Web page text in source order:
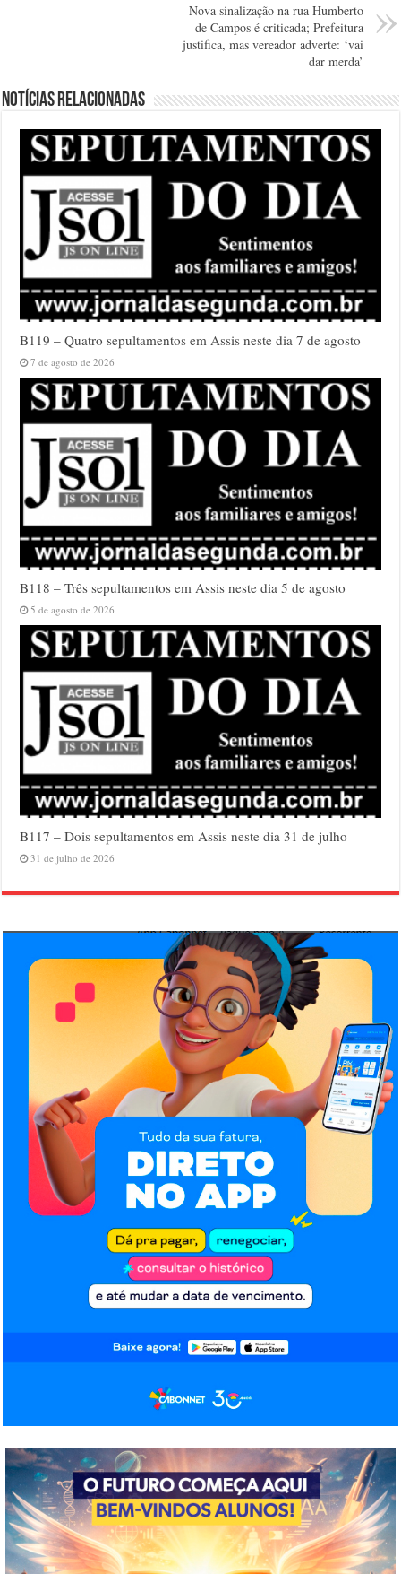
Nova sinalização na rua Humberto
de Campos é criticada; Prefeitura
justifica, mas vereador adverte: ‘vai
dar merda’
Notícias relacionadas
B119 – Quatro sepultamentos em Assis neste dia 7 de agosto
7 de agosto de 2026
B118 – Três sepultamentos em Assis neste dia 5 de agosto
5 de agosto de 2026
B117 – Dois sepultamentos em Assis neste dia 31 de julho
31 de julho de 2026